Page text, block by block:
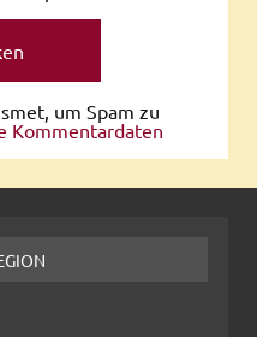
um Spam zu
Kommentardaten